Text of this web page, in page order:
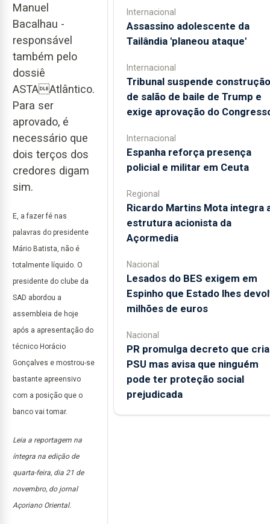
Manuel
Bacalhau -
responsável
também pelo
dossiê
ASTAAtlântico.
Para ser
aprovado, é
necessário que
dois terços dos
credores digam
sim.
E, a fazer fé nas
palavras do presidente
Mário Batista, não é
totalmente líquido. O
presidente do clube da
SAD abordou a
assembleia de hoje
após a apresentação do
técnico Horácio
Gonçalves e mostrou-se
bastante apreensivo
com a posição que o
banco vai tomar.
Leia a reportagem na
íntegra na edição de
quarta-feira, dia 21 de
novembro, do jornal
Açoriano Oriental.
Internacional
Assassino adolescente da
Tailândia 'planeou ataque'
Internacional
Tribunal suspende construção
de salão de baile de Trump e
exige aprovação do
Internacional
Espanha reforça presença
policial e militar em Ceuta
Regional
Ricardo Martins Mota integra
estrutura acionista da
Açormedia
Nacional
Lesados do BES exigem em
Espinho que Estado lhes
milhões de euros
Nacional
PR promulga decreto que cria
PSU mas avisa que ninguém
pode ter proteção social
prejudicada